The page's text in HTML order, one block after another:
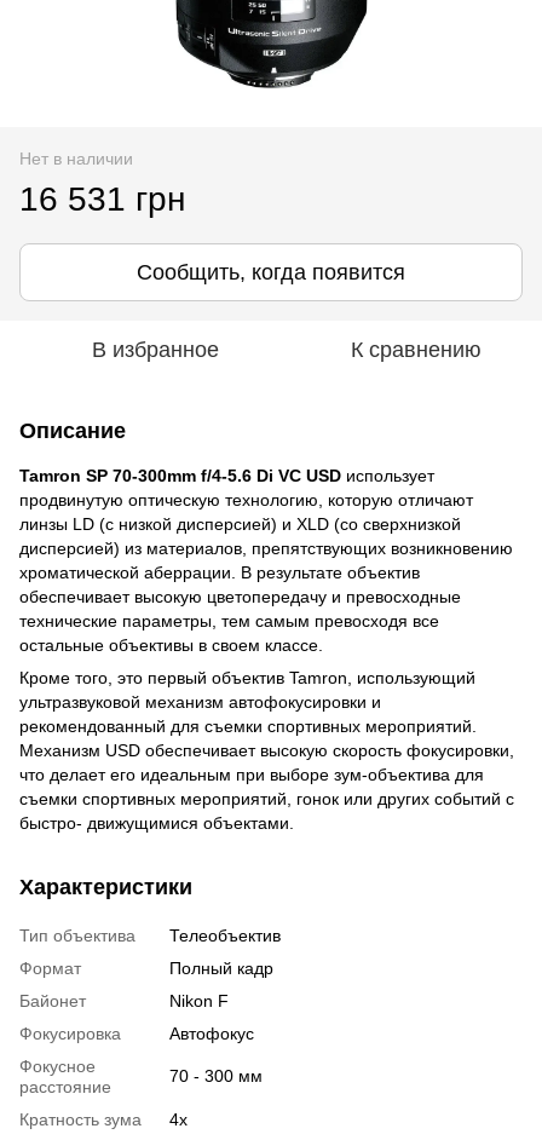
Нет в наличии
16 531 грн
Сообщить, когда появится
В избранное К сравнению
Описание
Tamron SP 70-300mm f/4-5.6 Di VC USD использует
продвинутую оптическую технологию, которую отличают
линзы LD (с низкой дисперсией) и XLD (со сверхнизкой
дисперсией) из материалов, препятствующих возникновению
хроматической аберрации. В результате объектив
обеспечивает высокую цветопередачу и превосходные
технические параметры, тем самым превосходя все
остальные объективы в своем классе.
Кроме того, это первый объектив Tamron, использующий
ультразвуковой механизм автофокусировки и
рекомендованный для съемки спортивных мероприятий.
Механизм USD обеспечивает высокую скорость фокусировки,
что делает его идеальным при выборе зум-объектива для
съемки спортивных мероприятий, гонок или других событий с
быстро- движущимися объектами.
Характеристики
Тип объектива
Телеобъектив
Формат
Полный кадр
Байонет
Nikon F
Фокусировка
Автофокус
Фокусное
расстояние
70 - 300 мм
Кратность зума
4x